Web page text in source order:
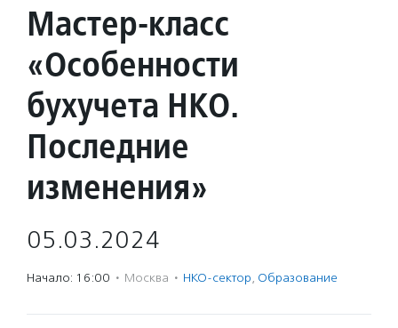
Мастер-класс
«Особенности
бухучета НКО.
Последние
изменения»
05.03.2024
Начало: 16:00 · Москва · НКО-сектор, Образование